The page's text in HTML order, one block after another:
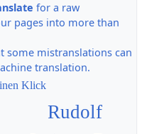
for a raw
pages into more than
some mistranslations can
translation.
Klick
Rudolf